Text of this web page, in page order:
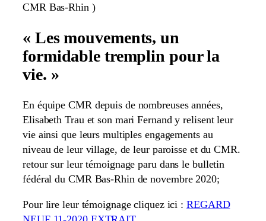
CMR Bas-Rhin )
« Les mouvements, un
formidable tremplin pour la
vie. »
En équipe CMR depuis de nombreuses années,
Elisabeth Trau et son mari Fernand y relisent leur
vie ainsi que leurs multiples engagements au
niveau de leur village, de leur paroisse et du CMR.
retour sur leur témoignage paru dans le bulletin
fédéral du CMR Bas-Rhin de novembre 2020;
Pour lire leur témoignage cliquez ici : REGARD